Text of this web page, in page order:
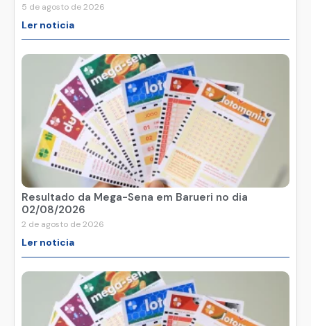
5 de agosto de 2026
Ler noticia
Resultado da Mega-Sena em Barueri no dia
02/08/2026
2 de agosto de 2026
Ler noticia